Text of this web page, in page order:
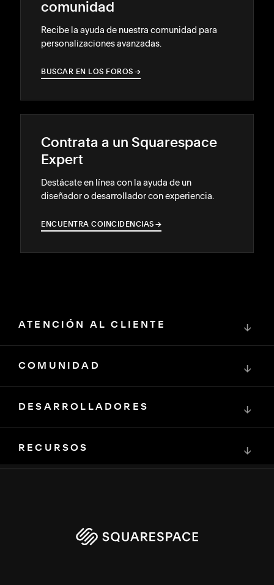
comunidad
Recibe la ayuda de nuestra comunidad para
personalizaciones avanzadas.
BUSCAR EN LOS FOROS →
→
Contrata a un Squarespace
Expert
Destácate en línea con la ayuda de un
diseñador o desarrollador con experiencia.
ENCUENTRA COINCIDENCIAS →
→
ATENCIÓN AL CLIENTE ↓
COMUNIDAD ↓
DESARROLLADORES ↓
RECURSOS ↓